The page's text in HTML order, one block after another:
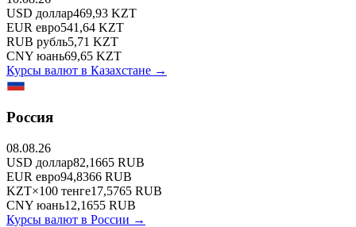
USD доллар469,93 KZT
EUR евро541,64 KZT
RUB рубль5,71 KZT
CNY юань69,65 KZT
Курсы валют в Казахстане →
Россия
08.08.26
USD доллар82,1665 RUB
EUR евро94,8366 RUB
KZT×100 тенге17,5765 RUB
CNY юань12,1655 RUB
Курсы валют в России →